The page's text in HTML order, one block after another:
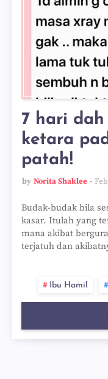
7 hari
ketara
patah!
by Norita Shaklee
Budak-budak bila
kasar. Itulah yang
mana akibat
terjatuh dan
Ibu Hamil